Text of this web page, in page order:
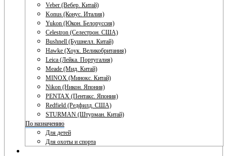
Veber (Вебер. Китай)
Konus (Конус. Италия)
Yukon (Юкон. Белоруссия)
Celestron (Селестрон. США)
Bushnell (Бушнелл. Китай)
Hawke (Хоук. Великобритания)
Leica (Лейка. Португалия)
Meade (Мид. Китай)
MINOX (Минокс. Китай)
Nikon (Никон. Япония)
PENTAX (Пентакс. Япония)
Redfield (Редфилд. США)
STURMAN (Штурман. Китай)
По назначению
Для детей
Для охоты и спорта